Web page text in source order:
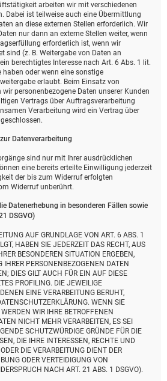
arbeiten wir mit verschiedenen
Dabei ist teilweise auch eine Übermittlung
an diese externen Stellen erforderlich. Wir
nur dann an externe Stellen weiter, wenn
erforderlich ist, wenn wir
sind (z. B. Weitergabe von Daten an
berechtigtes Interesse nach Art. 6 Abs. 1 lit.
haben oder wenn eine sonstige
erlaubt. Beim Einsatz von
personenbezogene Daten unserer Kunden
Vertrags über Auftragsverarbeitung
Verarbeitung wird ein Vertrag über
Datenverarbeitung
sind nur mit Ihrer ausdrücklichen
eine bereits erteilte Einwilligung jederzeit
der bis zum Widerruf erfolgten
Widerruf unberührt.
Datenerhebung in besonderen Fällen sowie
DSGVO)
AUF GRUNDLAGE VON ART. 6 ABS. 1
HABEN SIE JEDERZEIT DAS RECHT, AUS
BESONDEREN SITUATION ERGEBEN,
IHRER PERSONENBEZOGENEN DATEN
DIES GILT AUCH FÜR EIN AUF DIESE
PROFILING. DIE JEWEILIGE
EINE VERARBEITUNG BERUHT,
WENN SIE
WIR IHRE BETROFFENEN
NICHT MEHR VERARBEITEN, ES SEI
SCHUTZWÜRDIGE GRÜNDE FÜR DIE
DIE IHRE INTERESSEN, RECHTE UND
DIE VERARBEITUNG DIENT DER
ODER VERTEIDIGUNG VON
NACH ART. 21 ABS. 1 DSGVO).